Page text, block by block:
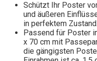
Schützt Ihr Poster
und äußeren
in perfektem Zustand.
Passend für Poster
x 70 cm mit
die gängigsten